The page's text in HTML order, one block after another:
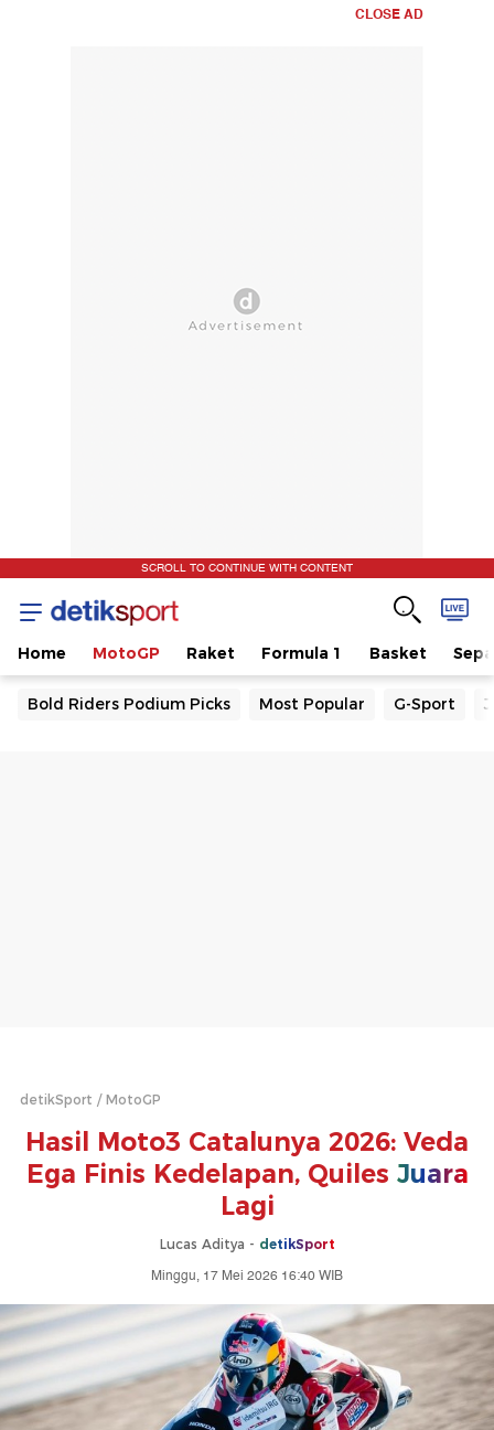
CLOSE AD
SCROLL TO CONTINUE WITH CONTENT
Home MotoGP Raket Formula 1 Basket
Bold Riders Podium Picks Most Popular G-Sport
detikSport MotoGP
Hasil Moto3 Catalunya 2026: Veda
Ega Finis Kedelapan, Quiles Juara
Lagi
Lucas Aditya - detikSport
Minggu, 17 Mei 2026 16:40 WIB